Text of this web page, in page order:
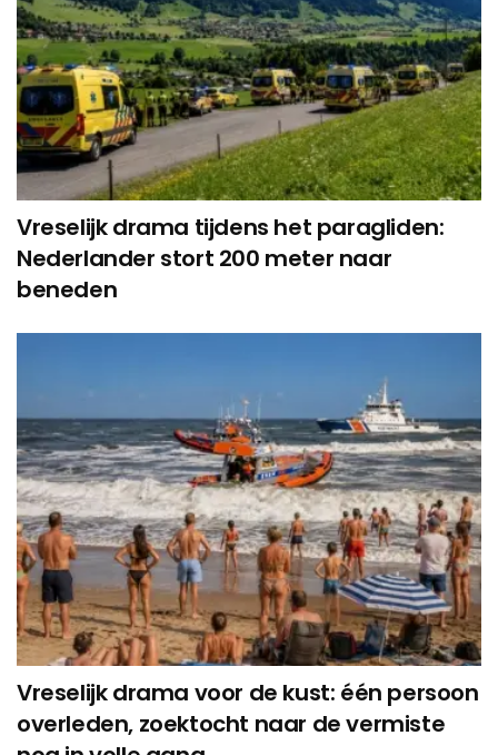
Vreselijk drama tijdens het paragliden:
Nederlander stort 200 meter naar
beneden
Vreselijk drama voor de kust: één persoon
overleden, zoektocht naar de vermiste